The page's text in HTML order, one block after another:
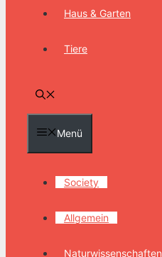
Haus & Garten
Tiere
Menü
Society
Allgemein
Naturwissenschaften